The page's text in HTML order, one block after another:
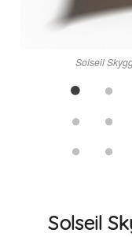
Solseil
Solseil